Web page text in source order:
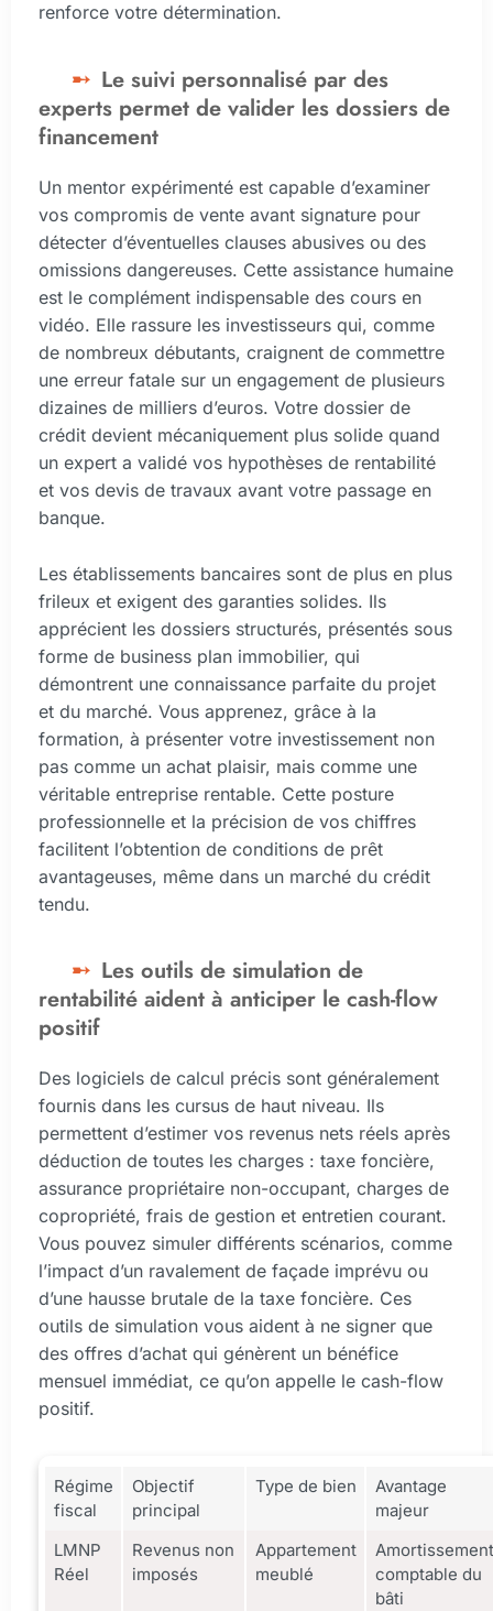
renforce votre détermination.
Le suivi personnalisé par des
experts permet de valider les dossiers de
financement
Un mentor expérimenté est capable d’examiner
vos compromis de vente avant signature pour
détecter d’éventuelles clauses abusives ou des
omissions dangereuses. Cette assistance humaine
est le complément indispensable des cours en
vidéo. Elle rassure les investisseurs qui, comme
de nombreux débutants, craignent de commettre
une erreur fatale sur un engagement de plusieurs
dizaines de milliers d’euros. Votre dossier de
crédit devient mécaniquement plus solide quand
un expert a validé vos hypothèses de rentabilité
et vos devis de travaux avant votre passage en
banque.
Les établissements bancaires sont de plus en plus
frileux et exigent des garanties solides. Ils
apprécient les dossiers structurés, présentés sous
forme de business plan immobilier, qui
démontrent une connaissance parfaite du projet
et du marché. Vous apprenez, grâce à la
formation, à présenter votre investissement non
pas comme un achat plaisir, mais comme une
véritable entreprise rentable. Cette posture
professionnelle et la précision de vos chiffres
facilitent l’obtention de conditions de prêt
avantageuses, même dans un marché du crédit
tendu.
Les outils de simulation de
rentabilité aident à anticiper le cash-flow
positif
Des logiciels de calcul précis sont généralement
fournis dans les cursus de haut niveau. Ils
permettent d’estimer vos revenus nets réels après
déduction de toutes les charges : taxe foncière,
assurance propriétaire non-occupant, charges de
copropriété, frais de gestion et entretien courant.
Vous pouvez simuler différents scénarios, comme
l’impact d’un ravalement de façade imprévu ou
d’une hausse brutale de la taxe foncière. Ces
outils de simulation vous aident à ne signer que
des offres d’achat qui génèrent un bénéfice
mensuel immédiat, ce qu’on appelle le cash-flow
positif.
Régime
fiscal
Objectif
principal
Type de bien
Avantage
majeur
LMNP
Réel
Revenus non
imposés
Appartement
meublé
Amortissement
comptable du
bâti